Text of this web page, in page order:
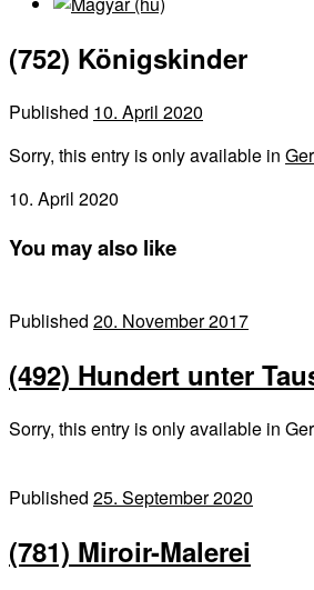
(752) Königskinder
Published 10. April 2020
Sorry, this entry is only available in
10. April 2020
You may also like
Published 20. November 2017
(492) Hundert unter
Sorry, this entry is only available in
Published 25. September 2020
(781) Miroir-Malerei